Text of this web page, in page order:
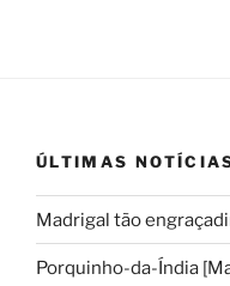
ÚLTIMAS
Madrigal tão
Porquinho-da-Índia